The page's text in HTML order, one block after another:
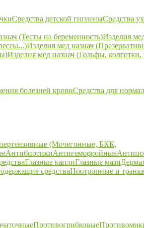
Средства детской гигиеныСредства
(Тесты на беременность)Изделия
Изделия мед назнач
Изделия мед назнач (Гольфы,
болезней кровиСредства для
(Мочегонные, БКК,
АнтибиотикиАнтигеморройные
Глазные каплиГлазные мази
средстваНоотропные и
Противогрибковые